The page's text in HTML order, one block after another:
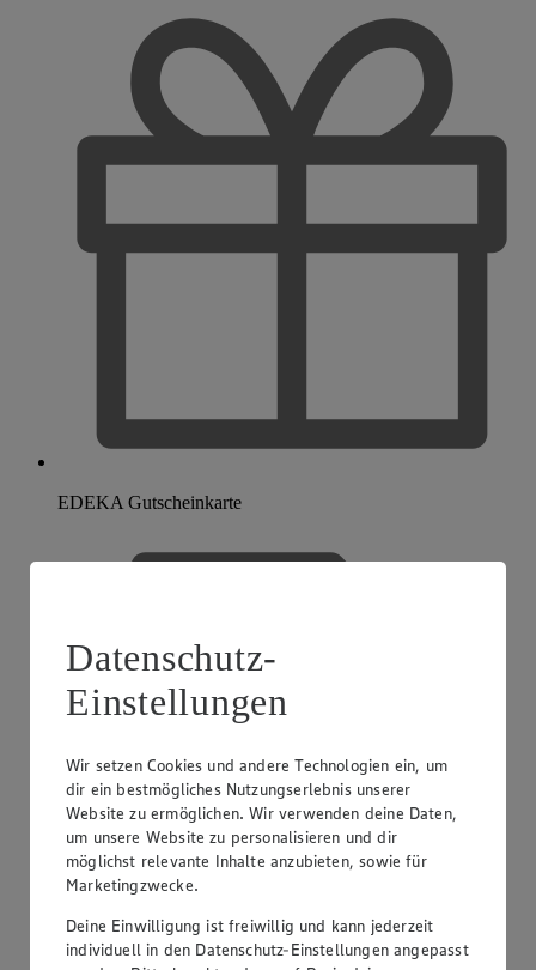
EDEKA Gutscheinkarte
Datenschutz-
Einstellungen
Wir setzen Cookies und andere Technologien ein, um
dir ein bestmögliches Nutzungserlebnis unserer
Website zu ermöglichen. Wir verwenden deine Daten,
um unsere Website zu personalisieren und dir
möglichst relevante Inhalte anzubieten, sowie für
Marketingzwecke.
Deine Einwilligung ist freiwillig und kann jederzeit
individuell in den Datenschutz-Einstellungen angepasst